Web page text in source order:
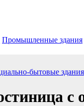
Промышленные здания
бытовые здания
с